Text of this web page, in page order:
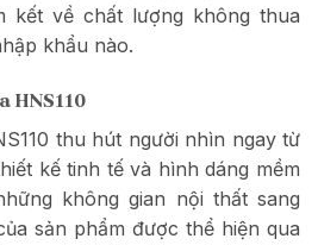
kết về chất lượng không thua
khẩu nào.
HNS110
thu hút người nhìn ngay từ
kế tinh tế và hình dáng mềm
không gian nội thất sang
sản phẩm được thể hiện qua